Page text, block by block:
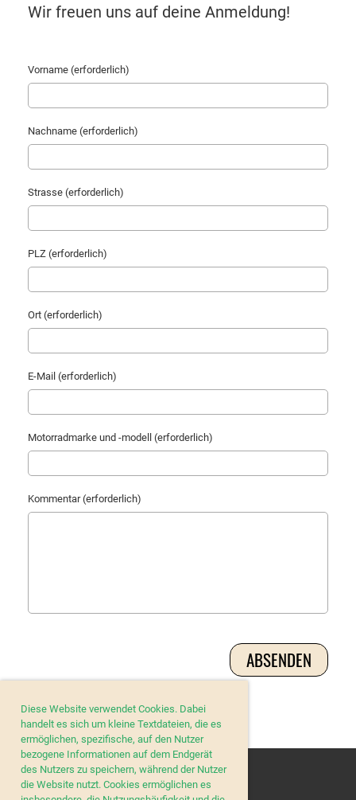
Diese Website verwendet Cookies. Dabei
handelt es sich um kleine Textdateien, die es
ermöglichen, spezifische, auf den Nutzer
bezogene Informationen auf dem Endgerät
des Nutzers zu speichern, während der Nutzer
die Website nutzt. Cookies ermöglichen es
Wir freuen uns auf deine Anmeldung!
Vorname (erforderlich)
Nachname (erforderlich)
Strasse (erforderlich)
PLZ (erforderlich)
Ort (erforderlich)
E-Mail (erforderlich)
Motorradmarke und -modell (erforderlich)
Kommentar (erforderlich)